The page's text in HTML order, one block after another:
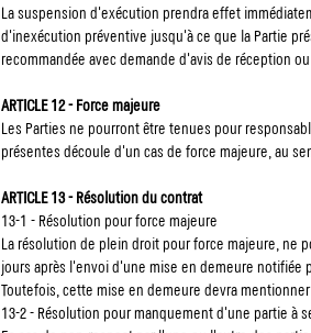
La suspension d'exécution prendra effet
d'inexécution préventive jusqu'à ce que la Partie
recommandée avec demande d'avis de réception
ARTICLE 12 - Force majeure
Les Parties ne pourront être tenues pour
présentes découle d'un cas de force majeure, au
ARTICLE 13 - Résolution du contrat
13-1 - Résolution pour force majeure
La résolution de plein droit pour force majeure, ne
jours après l'envoi d'une mise en demeure notifiée
Toutefois, cette mise en demeure devra
13-2 - Résolution pour manquement d'une partie à